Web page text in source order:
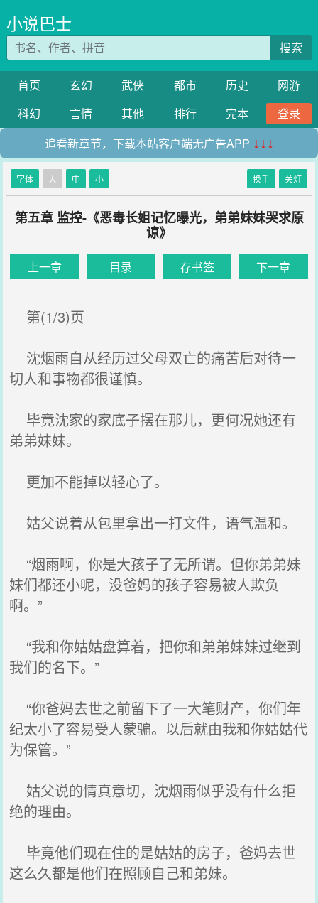
小说巴士
搜索
首页 玄幻 武侠 都市 历史
网游
科幻
言情 其他 排行 完本
登录
追看新章节，下载本站客户端无广告APP ↓↓↓
字体 大 中 小 换手 关灯
第五章 监控-《恶毒长姐记忆曝光，弟弟妹妹哭求原
谅》
上一章 目录 存书签 下一章
第(1/3)页
沈烟雨自从经历过父母双亡的痛苦后对待一
切人和事物都很谨慎。
毕竟沈家的家底子摆在那儿，更何况她还有
弟弟妹妹。
更加不能掉以轻心了。
姑父说着从包里拿出一打文件，语气温和。
“烟雨啊，你是大孩子了无所谓。但你弟弟妹
妹们都还小呢，没爸妈的孩子容易被人欺负
啊。”
“我和你姑姑盘算着，把你和弟弟妹妹过继到
我们的名下。”
“你爸妈去世之前留下了一大笔财产，你们年
纪太小了容易受人蒙骗。以后就由我和你姑姑代
为保管。”
姑父说的情真意切，沈烟雨似乎没有什么拒
绝的理由。
毕竟他们现在住的是姑姑的房子，爸妈去世
这么久都是他们在照顾自己和弟妹。